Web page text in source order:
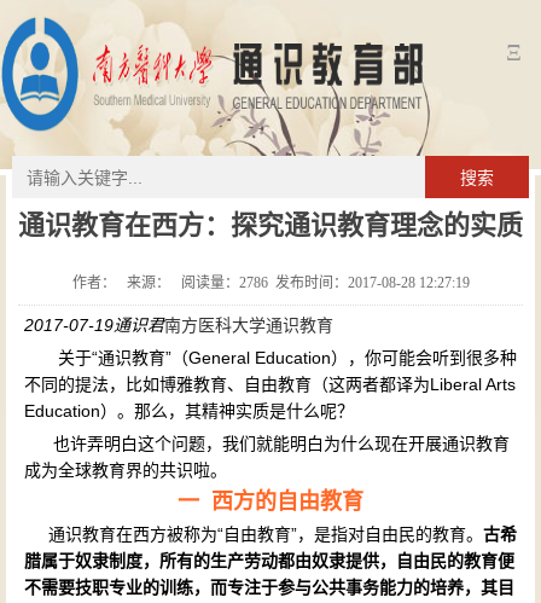
Ξ
搜索
通识教育在西方：探究通识教育理念的实质
作者： 来源： 阅读量： 2786发布时间：2017-08-28 12:27:19
2017-07-19通识君南方医科大学通识教育
关于“通识教育”（General Education），你可能会听到很多种
不同的提法，比如博雅教育、自由教育（这两者都译为Liberal Arts
Education）。那么，其精神实质是什么呢？
也许弄明白这个问题，我们就能明白为什么现在开展通识教育
成为全球教育界的共识啦。
一 西方的自由教育
通识教育在西方被称为“自由教育”，是指对自由民的教育。 古希
腊属于奴隶制度，所有的生产劳动都由奴隶提供，自由民的教育便
不需要技职专业的训练，而专注于参与公共事务能力的培养，其目